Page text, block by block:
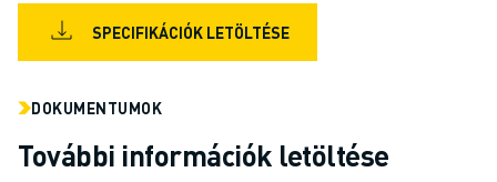
ANYAGMOZGATÁS
FESTÉS
PONTHEGESZTÉS
HUZALOS EDM VÁGÁS
SPECIFIKÁCIÓK LETÖLTÉSE
DOKUMENTUMOK
További információk letöltése